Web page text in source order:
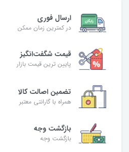
ارسال فوری
در کمترین زمان ممکن
قیمت شگفت‌انگیز
پایین ترین قیمت بازار
تضمین اصالت کالا
همراه با گارانتی معتبر
بازگشت وجه
بازگشت وجه